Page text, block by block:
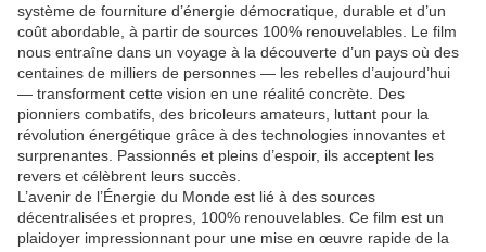
système de fourniture d’énergie démocratique, durable et d’un
coût abordable, à partir de sources 100% renouvelables. Le film
nous entraîne dans un voyage à la découverte d’un pays où des
centaines de milliers de personnes — les rebelles d’aujourd’hui
— transforment cette vision en une réalité concrète. Des
pionniers combatifs, des bricoleurs amateurs, luttant pour la
révolution énergétique grâce à des technologies innovantes et
surprenantes. Passionnés et pleins d’espoir, ils acceptent les
revers et célèbrent leurs succès.
L’avenir de l’Énergie du Monde est lié à des sources
décentralisées et propres, 100% renouvelables. Ce film est un
plaidoyer impressionnant pour une mise en œuvre rapide de la